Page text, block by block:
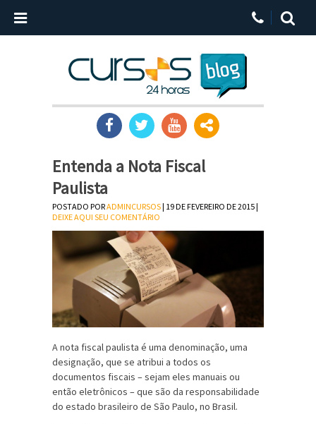
Entenda a Nota Fiscal
Paulista
POSTADO PORADMINCURSOS| 19 DE FEVEREIRO DE 2015 |
DEIXE AQUI SEU COMENTÁRIO
A nota fiscal paulista é uma denominação, uma
designação, que se atribui a todos os
documentos fiscais – sejam eles manuais ou
então eletrônicos – que são da responsabilidade
do estado brasileiro de São Paulo, no Brasil.